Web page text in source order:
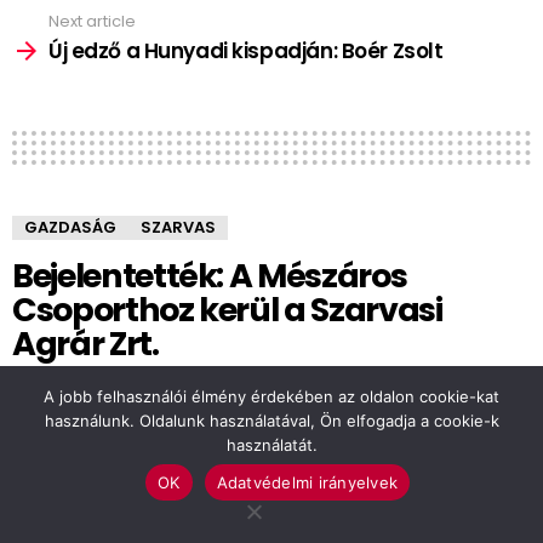
Next article
Új edző a Hunyadi kispadján: Boér Zsolt
GAZDASÁG SZARVAS
Bejelentették: A Mészáros
Csoporthoz kerül a Szarvasi
Agrár Zrt.
by Sajtószemle
6 éve
A jobb felhasználói élmény érdekében az oldalon cookie-kat
használunk. Oldalunk használatával, Ön elfogadja a cookie-k
használatát.
OK
Adatvédelmi irányelvek